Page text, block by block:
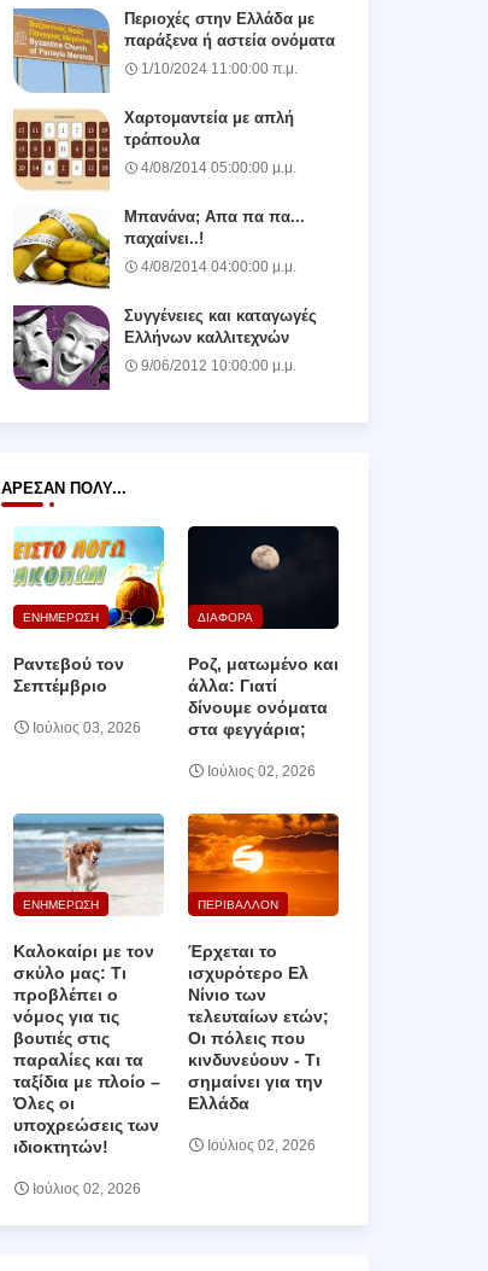
Περιοχές στην Ελλάδα με
παράξενα ή αστεία ονόματα
1/10/2024 11:00:00 π.μ.
Χαρτομαντεία με απλή
τράπουλα
4/08/2014 05:00:00 μ.μ.
Μπανάνα; Απα πα πα...
παχαίνει..!
4/08/2014 04:00:00 μ.μ.
Συγγένειες και καταγωγές
Ελλήνων καλλιτεχνών
9/06/2012 10:00:00 μ.μ.
ΆΡΕΣΑΝ ΠΟΛΎ...
ΕΝΗΜΕΡΩΣΗ
Ραντεβού τον
Σεπτέμβριο
Ιούλιος 03, 2026
ΔΙΑΦΟΡΑ
Ροζ, ματωμένο και
άλλα: Γιατί
δίνουμε ονόματα
στα φεγγάρια;
Ιούλιος 02, 2026
ΕΝΗΜΕΡΩΣΗ
Καλοκαίρι με τον
σκύλο μας: Τι
προβλέπει ο
νόμος για τις
βουτιές στις
παραλίες και τα
ταξίδια με πλοίο –
Όλες οι
υποχρεώσεις των
ιδιοκτητών!
Ιούλιος 02, 2026
ΠΕΡΙΒΑΛΛΟΝ
Έρχεται το
ισχυρότερο Ελ
Νίνιο των
τελευταίων ετών;
Οι πόλεις που
κινδυνεύουν ‑ Τι
σημαίνει για την
Ελλάδα
Ιούλιος 02, 2026